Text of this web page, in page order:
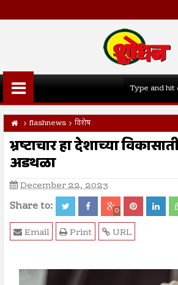
flashnews विशेष
भ्रष्टाचार हा देशाच्या
अडथळा
December 22, 2023
Share to: 0
URL
Print
Email